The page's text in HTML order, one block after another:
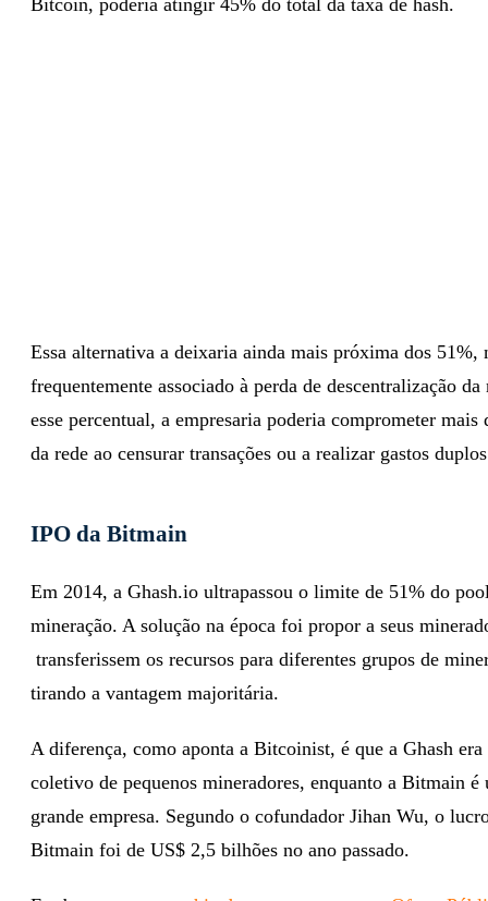
Essa alternativa a deixaria ainda mais próxima dos 51%,
frequentemente associado à perda de descentralização
esse percentual, a empresaria poderia comprometer mais
da rede ao censurar transações ou a realizar gastos
IPO da Bitmain
Em 2014, a Ghash.io ultrapassou o limite de 51% do
mineração. A solução na época foi propor a seus
transferissem os recursos para diferentes grupos de
tirando a vantagem majoritária.
A diferença, como aponta a Bitcoinist, é que a Ghash era
coletivo de pequenos mineradores, enquanto a Bitmain é
grande empresa. Segundo o cofundador Jihan Wu, o
Bitmain foi de US$ 2,5 bilhões no ano passado.